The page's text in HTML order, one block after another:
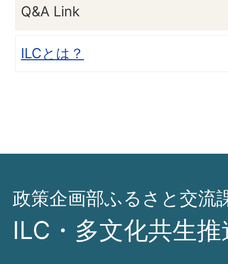
Q&A Link
ILCとは？
政策企画部ふるさと交流
ILC・多文化共生